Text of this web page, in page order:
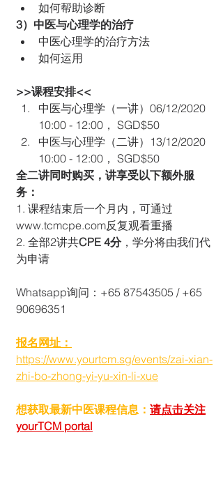
如何帮助诊断
3）中医与心理学的治疗
中医心理学的治疗方法
如何运用
>>课程安排<<
中医与心理学（一讲）06/12/2020
10:00 - 12:00， SGD$50
中医与心理学（二讲）13/12/2020
10:00 - 12:00， SGD$50
全二讲同时购买，讲享受以下额外服
务：
1. 课程结束后一个月内，可通过
www.tcmcpe.com反复观看重播
2. 全部2讲共CPE 4分，学分将由我们代
为申请
Whatsapp询问：+65 87543505 / +65
90696351
报名网址：
https://www.yourtcm.sg/events/zai-xian-
zhi-bo-zhong-yi-yu-xin-li-xue
想获取最新中医课程信息： 请点击关注
yourTCM portal